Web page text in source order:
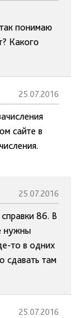
понимаю
Какого
25.07.2016
сайте в
25.07.2016
86. В
нужны
то в одних
сдавать там
25.07.2016